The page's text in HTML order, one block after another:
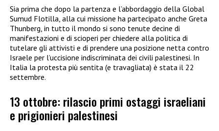
Sia prima che dopo la partenza e l’abbordaggio della Global
Sumud Flotilla, alla cui missione ha partecipato anche Greta
Thunberg, in tutto il mondo si sono tenute decine di
manifestazioni e di scioperi per chiedere alla politica di
tutelare gli attivisti e di prendere una posizione netta contro
Israele per l’uccisione indiscriminata dei civili palestinesi. In
Italia la protesta più sentita (e travagliata) è stata il 22
settembre.
13 ottobre: rilascio primi ostaggi israeliani
e prigionieri palestinesi